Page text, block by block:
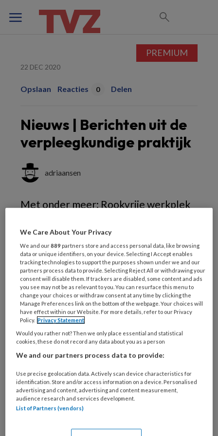
22 DEC 2020
Opslaan Reacties 0 Delen
Nieuws | Berichten uit de
verpleegkundige praktijk
adriaansen
Met onder meer: Rookvrije werkplek
Mindfulness tegen werkdruk, TVZ-
Publicatieprijs, Computerspel voor
Alzheimerzorg, Excellente zorg bij
chirurgie en nog veel mee.
Wijkverpleegkundigen
hebben vaak geen
rookvrije werkplek
PREMIUM
PREMIUM
We Care About Your Privacy
We and our889 partners store and access personal data, like browsing
data or unique identifiers, on your device. Selecting I Accept enables
tracking technologies to support the purposes shown under we and our
partners process data to provide. Selecting Reject All or withdrawing your
consent will disable them. If trackers are disabled, some content and ads
you see may not be as relevant to you. You can resurface this menu to
change your choices or withdraw consent at any time by clicking the
Manage Preferences link on the bottom of the webpage. Your choices will
have effect within our Website. For more details, refer to our Privacy
Policy. Privacy Statement
Would you rather not? Then we only place essential and statistical
cookies, these do not record any data about you as a person
We and our partners process data to provide:
Use precise geolocation data. Actively scan device characteristics for
identification. Store and/or access information on a device. Personalised
advertising and content, advertising and content measurement,
audience research and services development.
List of Partners (vendors)